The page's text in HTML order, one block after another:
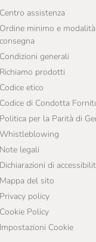
Centro assistenza
Ordine minimo e
consegna
Condizioni generali
Richiamo prodotti
Codice etico
Codice di Condotta
Politica per la Parità di
Whistleblowing
Note legali
Dichiarazioni di
Mappa del sito
Privacy policy
Cookie Policy
Impostazioni Cookie